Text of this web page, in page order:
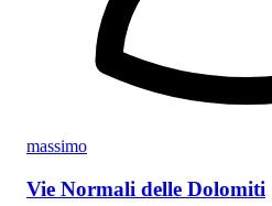
massimo
Vie Normali delle Dolomiti